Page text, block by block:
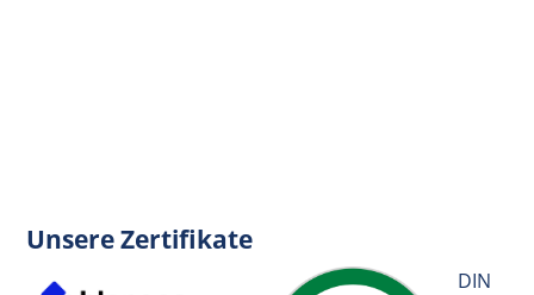
Unsere Zertifikate
DIN